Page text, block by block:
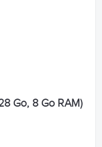
Go, 8 Go RAM)